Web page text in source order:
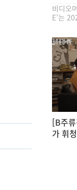
비디오
E’는
[B주
가 휘